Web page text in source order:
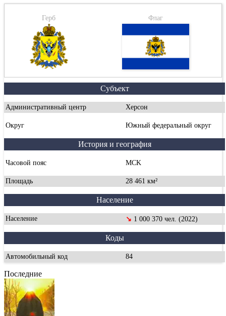
Герб Флаг
Субъект
Административный центр Херсон
Округ Южный федеральный округ
История и география
Часовой пояс MCK
Площадь 28 461 км²
Население
Население ↘ 1 000 370 чел. (2022)
Коды
Автомобильный код 84
Последние